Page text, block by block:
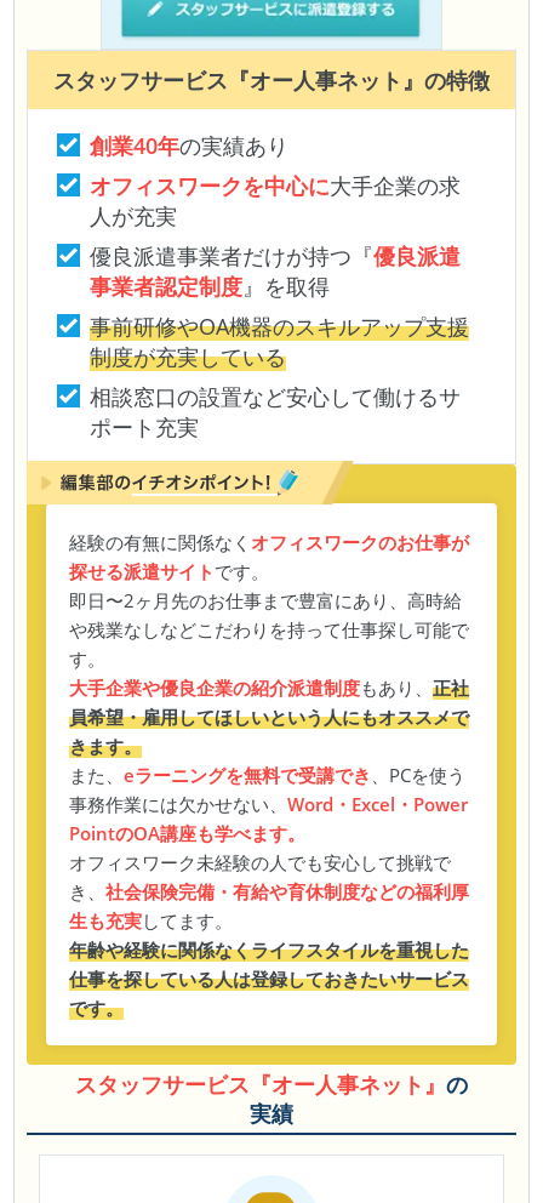
スタッフサービス『オー人事ネット』 の特徴
創業40年の実績あり
オフィスワークを中心に大手企業の求
人が充実
優良派遣事業者だけが持つ『優良派遣
事業者認定制度 』を取得
事前研修やOA機器のスキルアップ支援
制度が充実している
相談窓口の設置など安心して働けるサ
ポート充実
経験の有無に関係なく オフィスワークのお仕事が
探せる派遣サイト です。
即日〜2ヶ月先のお仕事まで豊富にあり、高時給
や残業なしなどこだわりを持って仕事探し可能で
す。
大手企業や優良企業の紹介派遣制度もあり、正社
員希望・雇用してほしいという人にもオススメで
きます。
また、eラーニングを無料で受講でき
、PCを使う
事務作業には欠かせない、Word・Excel・Power
PointのOA講座も学べます。
オフィスワーク未経験の人でも安心して挑戦で
き、社会保険完備・有給や育休制度などの福利厚
生も充実してます。
年齢や経験に関係なくライフスタイルを重視した
仕事を探している人は登録しておきたいサービス
です。
スタッフサービス『オー人事ネット』 の
実績